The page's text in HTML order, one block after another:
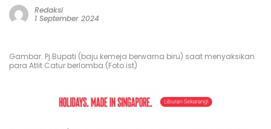
Redaksi
1 September 2024
Gambar. Pj Bupati (baju kemeja berwarna biru) saat menyaksikan
para Atlit Catur berlomba.(Foto.ist)